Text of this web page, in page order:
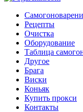
Рецепты
Очистка
Оборудование
Таблица
Другое
Брага
Виски
Коньяк
Купить прокси
Контакты